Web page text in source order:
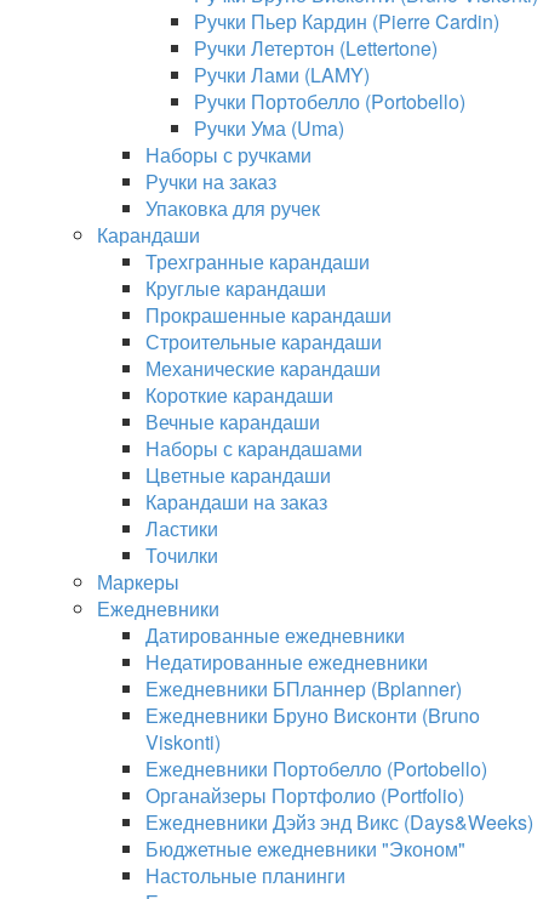
Ручки Пьер Кардин (Pierre Cardin)
Ручки Летертон (Lettertone)
Ручки Лами (LAMY)
Ручки Портобелло (Portobello)
Ручки Ума (Uma)
Наборы с ручками
Ручки на заказ
Упаковка для ручек
Карандаши
Трехгранные карандаши
Круглые карандаши
Прокрашенные карандаши
Строительные карандаши
Механические карандаши
Короткие карандаши
Вечные карандаши
Наборы с карандашами
Цветные карандаши
Карандаши на заказ
Ластики
Точилки
Маркеры
Ежедневники
Датированные ежедневники
Недатированные ежедневники
Ежедневники БПланнер (Bplanner)
Ежедневники Бруно Висконти (Bruno
Viskonti)
Ежедневники Портобелло (Portobello)
Органайзеры Портфолио (Portfolio)
Ежедневники Дэйз энд Викс (Days&Weeks)
Бюджетные ежедневники "Эконом"
Настольные планинги